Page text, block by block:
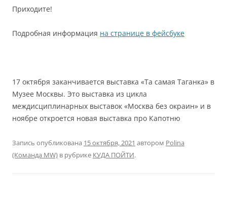
Приходите!
Подробная информация на странице в фейсбуке
17 октября заканчивается выставка «Та самая Таганка» в
Музее Москвы. Это выставка из цикла
междисциплинарных выставок «Москва без окраин» и в
ноябре откроется новая выставка про Капотню
Запись опубликована 15 октября, 2021 автором Polina
(Команда MW) в рубрике КУДА ПОЙТИ.